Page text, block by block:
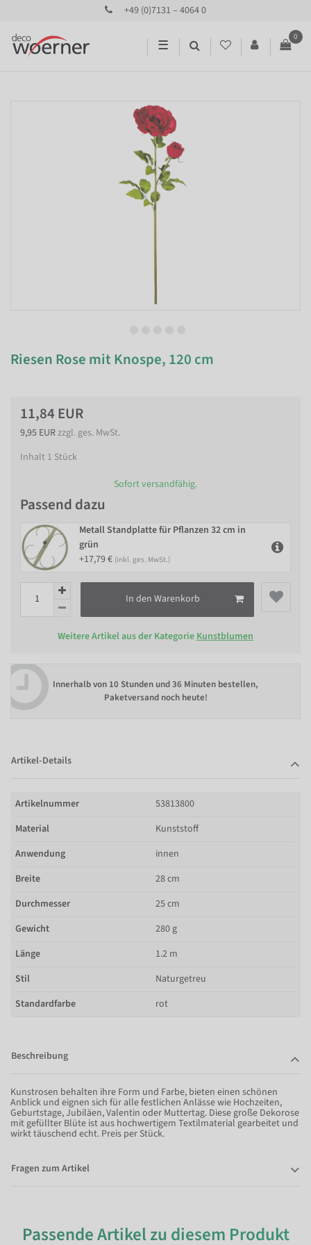
+49 (0)7131 – 4064 0
☰
0
Riesen Rose mit Knospe, 120 cm
11,84 EUR
9,95 EURzzgl. ges. MwSt.
Inhalt 1 Stück
Sofort versandfähig.
Passend dazu
Metall Standplatte für Pflanzen 32 cm in
grün
+17,79 € (inkl. ges. MwSt.)
In den Warenkorb
Weitere Artikel aus der Kategorie Kunstblumen
Innerhalb von 10 Stunden und 36 Minuten bestellen,
Paketversand noch heute!
Artikel-Details
Artikelnummer
53813800
Material
Kunststoff
Anwendung
innen
Breite
28 cm
Durchmesser
25 cm
Gewicht
280 g
Länge
1.2 m
Stil
Naturgetreu
Standardfarbe
rot
Beschreibung
Kunstrosen behalten ihre Form und Farbe, bieten einen schönen
Anblick und eignen sich für alle festlichen Anlässe wie Hochzeiten,
Geburtstage, Jubiläen, Valentin oder Muttertag. Diese große Dekorose
mit gefüllter Blüte ist aus hochwertigem Textilmaterial gearbeitet und
wirkt täuschend echt. Preis per Stück.
Fragen zum Artikel
Passende Artikel zu diesem Produkt